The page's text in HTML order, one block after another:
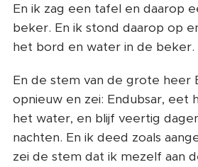
En ik zag een tafel en daarop
beker. En ik stond daarop op
het bord en water in de beker.
En de stem van de grote heer
opnieuw en zei: Endubsar, eet
het water, en blijf veertig
nachten. En ik deed zoals
zei de stem dat ik mezelf aan